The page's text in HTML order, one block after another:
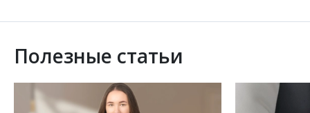
Полезные статьи